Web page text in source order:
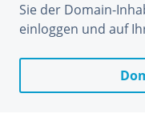
Sie der Domain-
einloggen und auf